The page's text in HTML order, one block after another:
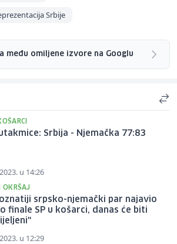
Srbije
među omiljene izvore na Googlu
Srbija - Njemačka 77:83
u 14:26
OKRŠAJ
srpsko-njemački par najavio
finale SP u košarci, danas će biti
u 12:29